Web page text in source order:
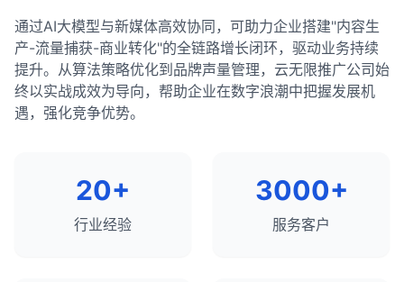
建立持续优化的循环。
总结来说，分析SEO数据并制定优化策略是一个系统
性的过程，它涉及确定关键指标、收集和分析数据、
识别机会和问题、制定策略并实施。这个过程需要结
索可见度和有机流量，实现业务目标。
和排名潜力。外链分析应该是任何全面SEO策略的重
要组成部分，需要定期进行以适应不断变化的搜索环
境。
结合定量和定性分析。
关注用户需求和搜索意图。
定期进行内容审计和分析。
使用多种工具进行综合分析。
总结来说，使用SEO工具进行内容分析是评估内容性
能、识别优化机会、了解竞争 landscape和制定有效
评估需要应对的威胁。
差异化策略：
制定差异化的SEO策略，以超越竞争对手。
找出竞争对手未充分覆盖的领域。
制定详细的实施计划和时间表。
常用的SEO竞争分析工具
通过AI大模型与新媒体高效协同，可助力企业搭建"内容生
产-流量捕获-商业转化"的全链路增长闭环，驱动业务持续
提升。从算法策略优化到品牌声量管理，云无限推广公司始
终以实战成效为导向，帮助企业在数字浪潮中把握发展机
遇，强化竞争优势。
20+
行业经验
3000+
服务客户